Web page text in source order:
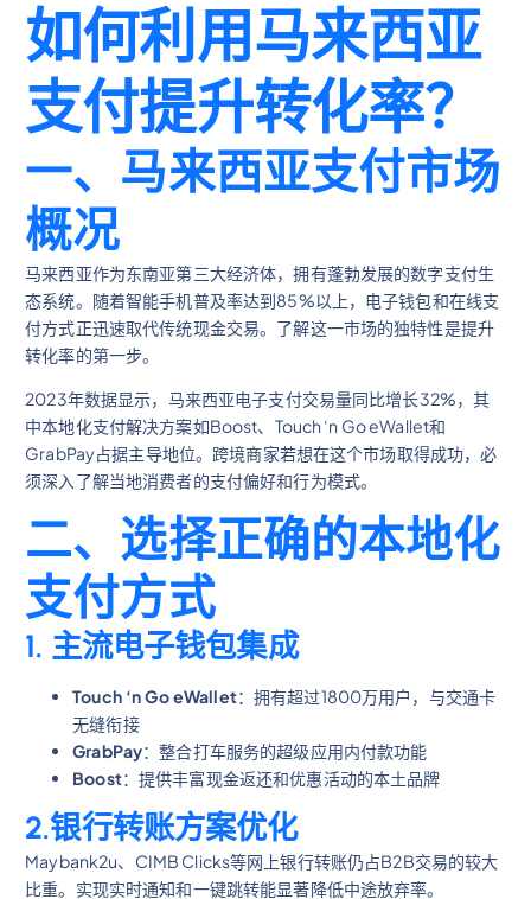
如何利用马来西亚
支付提升转化率？
一、马来西亚支付市场
概况
马来西亚作为东南亚第三大经济体，拥有蓬勃发展的数字支付生
态系统。随着智能手机普及率达到85%以上，电子钱包和在线支
付方式正迅速取代传统现金交易。了解这一市场的独特性是提升
转化率的第一步。
2023年数据显示，马来西亚电子支付交易量同比增长32%，其
中本地化支付解决方案如Boost、Touch ‘n Go eWallet和
GrabPay占据主导地位。跨境商家若想在这个市场取得成功，必
须深入了解当地消费者的支付偏好和行为模式。
二、选择正确的本地化
支付方式
1. 主流电子钱包集成
Touch ‘n Go eWallet：拥有超过1800万用户，与交通卡
无缝衔接
GrabPay：整合打车服务的超级应用内付款功能
Boost：提供丰富现金返还和优惠活动的本土品牌
2.银行转账方案优化
Maybank2u、CIMB Clicks等网上银行转账仍占B2B交易的较大
比重。实现实时通知和一键跳转能显著降低中途放弃率。